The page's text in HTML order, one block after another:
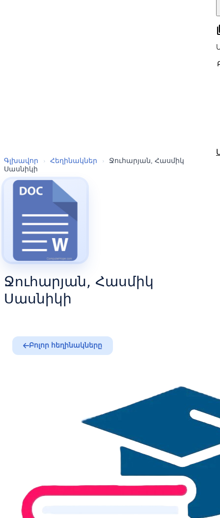
Գլխավոր › Հեղինակներ ›
Ջուհարյան, Հասմիկ
Սասնիկի
Ջուհարյան, Հասմիկ
Սասնիկի
Բոլոր հեղինակները